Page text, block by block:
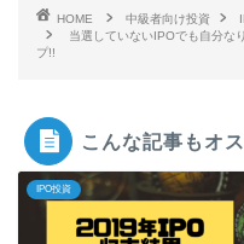
HOME 中級者向け投資
当選していないIPOでも自分な
プ!!
こんな記事もオ
IPO投資